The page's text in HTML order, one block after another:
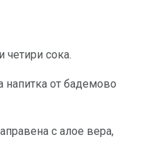
четири сока.
напитка от бадемово
с алое вера,